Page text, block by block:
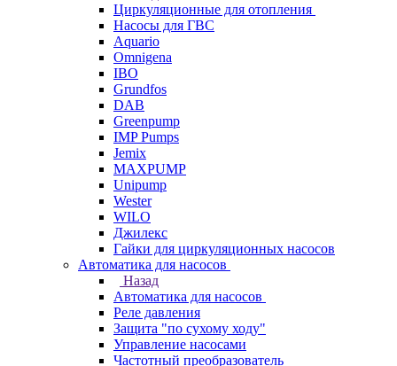
Циркуляционные для отопления
Насосы для ГВС
Aquario
Omnigena
IBO
Grundfos
DAB
Greenpump
IMP Pumps
Jemix
MAXPUMP
Unipump
Wester
WILO
Джилекс
Гайки для циркуляционных насосов
Автоматика для насосов
Назад
Автоматика для насосов
Реле давления
Защита "по сухому ходу"
Управление насосами
Частотный преобразователь